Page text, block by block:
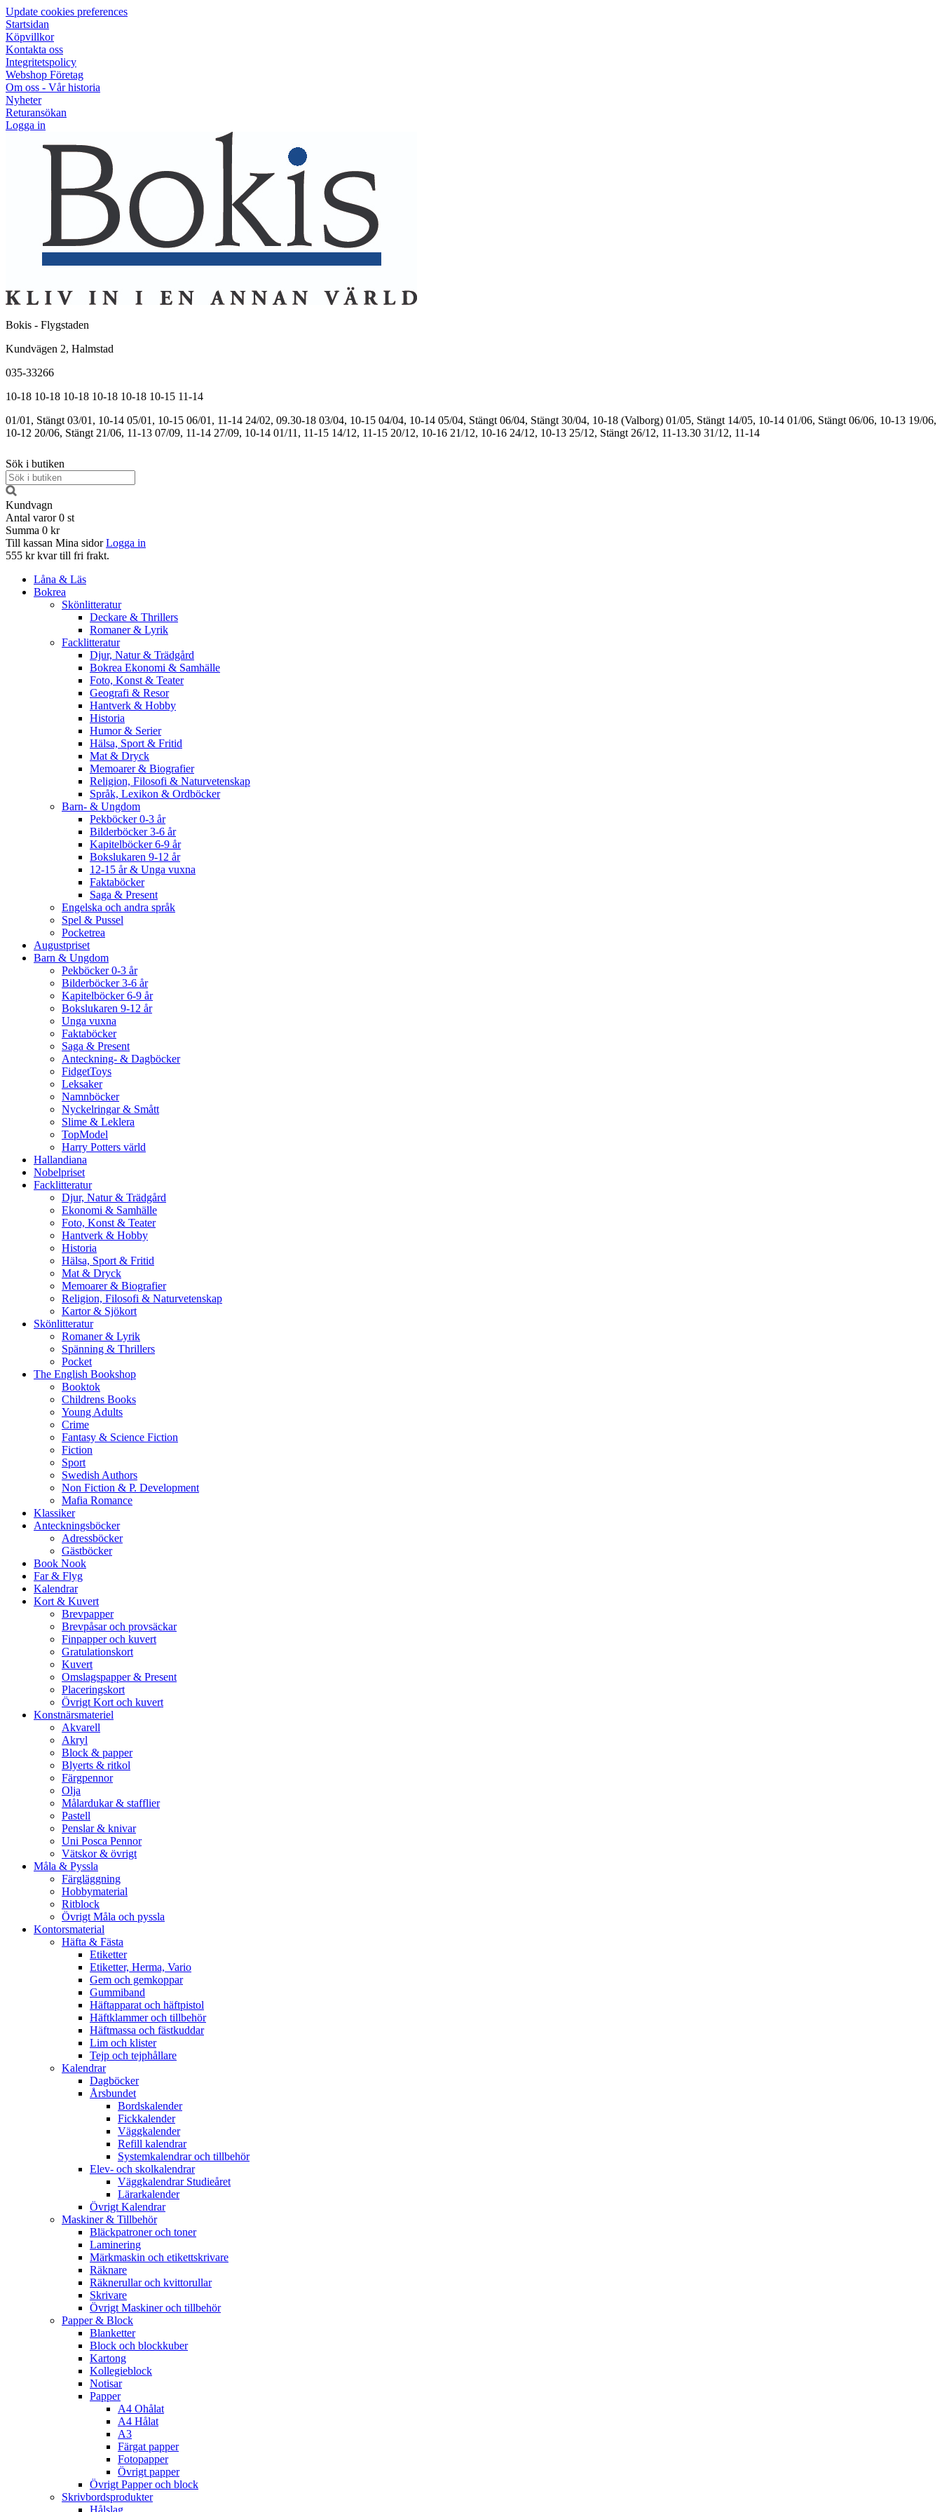
Update cookies preferences
Startsidan
Köpvillkor
Kontakta oss
Integritetspolicy
Webshop Företag
Om oss - Vår historia
Nyheter
Returansökan
Logga in
Bokis - Flygstaden
Kundvägen 2, Halmstad
035-33266
10-18 10-18 10-18 10-18 10-18 10-15 11-14
01/01, Stängt 03/01, 10-14 05/01, 10-15 06/01, 11-14 24/02, 09.30-18 03/04, 10-15 04/04, 10-14 05/04, Stängt 06/04, Stängt 30/04, 10-18 (Valborg) 01/05, Stängt 14/05, 10-14 01/06, Stängt 06/06, 10-13 19/06,
10-12 20/06, Stängt 21/06, 11-13 07/09, 11-14 27/09, 10-14 01/11, 11-15 14/12, 11-15 20/12, 10-16 21/12, 10-16 24/12, 10-13 25/12, Stängt 26/12, 11-13.30 31/12, 11-14
Sök i butiken
Kundvagn
Antal varor 0 st
Summa 0 kr
Till kassan Mina sidor Logga in
555 kr kvar till fri frakt.
Låna & Läs
Bokrea
Skönlitteratur
Deckare & Thrillers
Romaner & Lyrik
Facklitteratur
Djur, Natur & Trädgård
Bokrea Ekonomi & Samhälle
Foto, Konst & Teater
Geografi & Resor
Hantverk & Hobby
Historia
Humor & Serier
Hälsa, Sport & Fritid
Mat & Dryck
Memoarer & Biografier
Religion, Filosofi & Naturvetenskap
Språk, Lexikon & Ordböcker
Barn- & Ungdom
Pekböcker 0-3 år
Bilderböcker 3-6 år
Kapitelböcker 6-9 år
Bokslukaren 9-12 år
12-15 år & Unga vuxna
Faktaböcker
Saga & Present
Engelska och andra språk
Spel & Pussel
Pocketrea
Augustpriset
Barn & Ungdom
Pekböcker 0-3 år
Bilderböcker 3-6 år
Kapitelböcker 6-9 år
Bokslukaren 9-12 år
Unga vuxna
Faktaböcker
Saga & Present
Anteckning- & Dagböcker
FidgetToys
Leksaker
Namnböcker
Nyckelringar & Smått
Slime & Leklera
TopModel
Harry Potters värld
Hallandiana
Nobelpriset
Facklitteratur
Djur, Natur & Trädgård
Ekonomi & Samhälle
Foto, Konst & Teater
Hantverk & Hobby
Historia
Hälsa, Sport & Fritid
Mat & Dryck
Memoarer & Biografier
Religion, Filosofi & Naturvetenskap
Kartor & Sjökort
Skönlitteratur
Romaner & Lyrik
Spänning & Thrillers
Pocket
The English Bookshop
Booktok
Childrens Books
Young Adults
Crime
Fantasy & Science Fiction
Fiction
Sport
Swedish Authors
Non Fiction & P. Development
Mafia Romance
Klassiker
Anteckningsböcker
Adressböcker
Gästböcker
Book Nook
Far & Flyg
Kalendrar
Kort & Kuvert
Brevpapper
Brevpåsar och provsäckar
Finpapper och kuvert
Gratulationskort
Kuvert
Omslagspapper & Present
Placeringskort
Övrigt Kort och kuvert
Konstnärsmateriel
Akvarell
Akryl
Block & papper
Blyerts & ritkol
Färgpennor
Olja
Målardukar & stafflier
Pastell
Penslar & knivar
Uni Posca Pennor
Vätskor & övrigt
Måla & Pyssla
Färgläggning
Hobbymaterial
Ritblock
Övrigt Måla och pyssla
Kontorsmaterial
Häfta & Fästa
Etiketter
Etiketter, Herma, Vario
Gem och gemkoppar
Gummiband
Häftapparat och häftpistol
Häftklammer och tillbehör
Häftmassa och fästkuddar
Lim och klister
Tejp och tejphållare
Kalendrar
Dagböcker
Årsbundet
Bordskalender
Fickkalender
Väggkalender
Refill kalendrar
Systemkalendrar och tillbehör
Elev- och skolkalendrar
Väggkalendrar Studieåret
Lärarkalender
Övrigt Kalendrar
Maskiner & Tillbehör
Bläckpatroner och toner
Laminering
Märkmaskin och etikettskrivare
Räknare
Räknerullar och kvittorullar
Skrivare
Övrigt Maskiner och tillbehör
Papper & Block
Blanketter
Block och blockkuber
Kartong
Kollegieblock
Notisar
Papper
A4 Ohålat
A4 Hålat
A3
Färgat papper
Fotopapper
Övrigt papper
Övrigt Papper och block
Skrivbordsprodukter
Hålslag